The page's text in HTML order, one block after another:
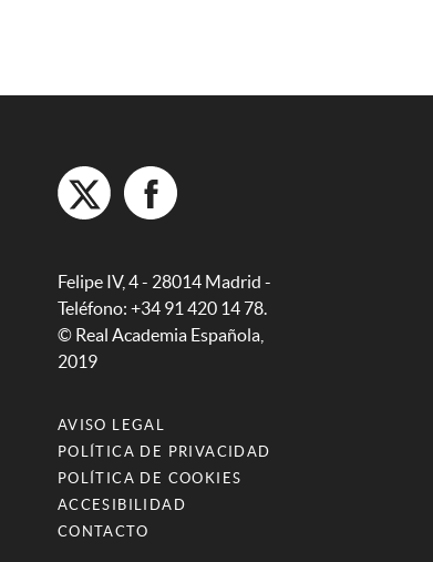
Felipe IV, 4 - 28014 Madrid -
Teléfono: +34 91 420 14 78.
© Real Academia Española,
2019
AVISO LEGAL
POLÍTICA DE PRIVACIDAD
POLÍTICA DE COOKIES
ACCESIBILIDAD
CONTACTO